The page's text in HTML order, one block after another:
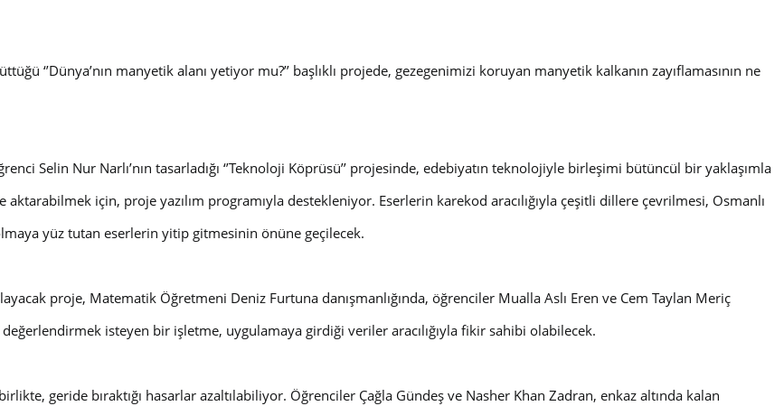
‘’Dünya’nın manyetik alanı yetiyor mu?’’ başlıklı projede, gezegenimizi koruyan manyetik kalkanın zayıflamasının ne
Selin Nur Narlı’nın tasarladığı ‘’Teknoloji Köprüsü’’ projesinde, edebiyatın teknolojiyle birleşimi bütüncül bir yaklaşımla
için, proje yazılım programıyla destekleniyor. Eserlerin karekod aracılığıyla çeşitli dillere çevrilmesi, Osmanlı
yüz tutan eserlerin yitip gitmesinin önüne geçilecek.
proje, Matematik Öğretmeni Deniz Furtuna danışmanlığında, öğrenciler Mualla Aslı Eren ve Cem Taylan Meriç
isteyen bir işletme, uygulamaya girdiği veriler aracılığıyla fikir sahibi olabilecek.
geride bıraktığı hasarlar azaltılabiliyor. Öğrenciler Çağla Gündeş ve Nasher Khan Zadran, enkaz altında kalan